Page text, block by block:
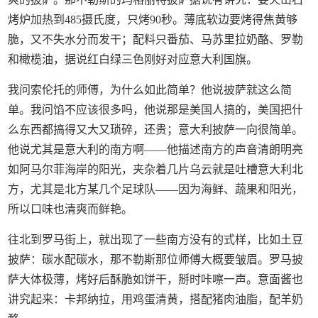
烤炉加热到485摄氏度，只烤90秒。薄底软边要烤得焦黄够
脆，又不失水分而发干；配料只番茄、马苏里拉奶酪、罗勒
和橄榄油，据说红白绿三色刚好对应意大利国旗。
我问索伦托的师傅，为什么如此简单？他说披萨就这么简
单。我问馅不应该很多吗，他说那是美国人搞的，美国把什
么东西都搞得又大又琐碎，还贵；意大利披萨一向很简单。
他说尤其是意大利的南方啊——他描述南方的声音清朗明亮
如阿马尔菲海岸的阳光，夹杂着几片乌云就是吐槽意大利北
方，尤其是北方某几个足球队——因为海鲜、蔬果和阳光，
所以口味也清爽而鲜艳。
往北到罗马街上，就出现了一些南方没有的式样，比如土豆
披萨：碳水配碳水，那不勒斯那位师傅大概要皱眉。罗马披
萨大体极薄，烤好后酥脆如饼干，掰时咔嚓一声。意面酱也
讲究起来：卡邦纳拉，用鸡蛋清黄，搭配猪肉油脂，配羊奶